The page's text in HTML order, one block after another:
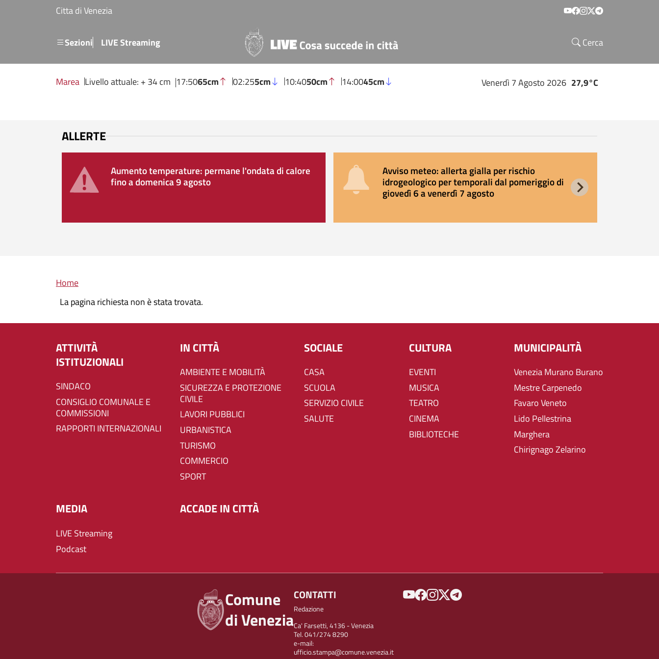
Salta al contenuto principale
Citta di Venezia Social menu
SezioniMenu secondario
LIVE Streaming Cerca
Marea Livello attuale: + 34 cm 17:5065cm 02:255cm 10:4050cm 14:0045cm Venerdì 7 Agosto 2026 27,9°C
ALLERTE
Aumento temperature: permane l'ondata di calore
fino a domenica 9 agosto
Avviso meteo: allerta gialla per rischio
idrogeologico per temporali dal pomeriggio di
giovedì 6 a venerdì 7 agosto
Briciole di pane
Home
La pagina richiesta non è stata trovata.
ATTIVITÀ
ISTITUZIONALI
SINDACO
CONSIGLIO COMUNALE E
COMMISSIONI
RAPPORTI INTERNAZIONALI
IN CITTÀ
AMBIENTE E MOBILITÀ
SICUREZZA E PROTEZIONE
CIVILE
LAVORI PUBBLICI
URBANISTICA
TURISMO
COMMERCIO
SPORT
SOCIALE
CASA
SCUOLA
SERVIZIO CIVILE
SALUTE
CULTURA
EVENTI
MUSICA
TEATRO
CINEMA
BIBLIOTECHE
MUNICIPALITÀ
Venezia Murano Burano
Mestre Carpenedo
Favaro Veneto
Lido Pellestrina
Marghera
Chirignago Zelarino
MEDIA
LIVE Streaming
Podcast
ACCADE IN CITTÀ
Comune
di Venezia
CONTATTI
Redazione
Ca' Farsetti, 4136 - Venezia
Tel. 041/274 8290
e-mail:
ufficio.stampa@comune.venezia.it
SOCIAL MENU